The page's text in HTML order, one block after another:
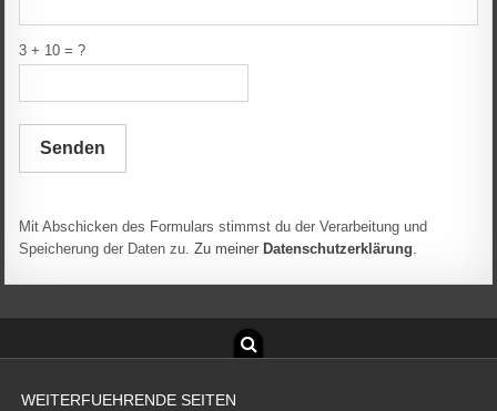
3 + 10 = ?
Senden
Mit Abschicken des Formulars stimmst du der Verarbeitung und
Speicherung der Daten zu.Zu meiner Datenschutzerklärung.
WEITERFUEHRENDE SEITEN